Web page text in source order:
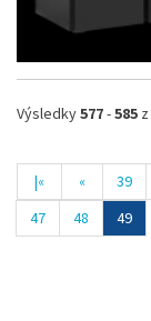
Výsledky577-585 z
|« « 39
47
48 49